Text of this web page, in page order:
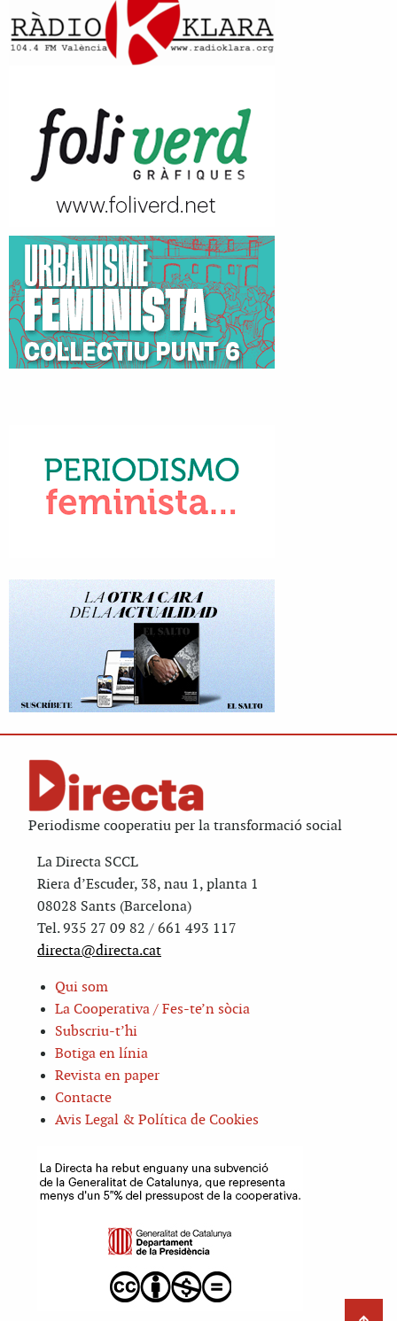
Periodisme cooperatiu per la transformació social
La Directa SCCL
Riera d’Escuder, 38, nau 1, planta 1
08028 Sants (Barcelona)
Tel. 935 27 09 82 / 661 493 117
directa@directa.cat
Qui som
La Cooperativa / Fes-te’n sòcia
Subscriu-t’hi
Botiga en línia
Revista en paper
Contacte
Avis Legal & Política de Cookies